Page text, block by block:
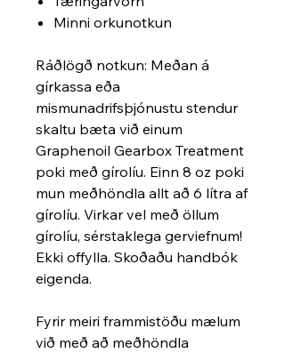
Minni orkunotkun
Ráðlögð notkun: Meðan á
gírkassa eða
mismunadrifsþjónustu stendur
skaltu bæta við einum
Graphenoil Gearbox Treatment
poki með gírolíu. Einn 8 oz poki
mun meðhöndla allt að 6 lítra af
gírolíu. Virkar vel með öllum
gírolíu, sérstaklega gerviefnum!
Ekki offylla. Skoðaðu handbók
eigenda.
Fyrir meiri frammistöðu mælum
við með að meðhöndla